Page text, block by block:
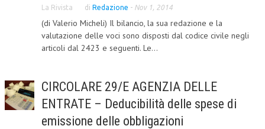
RISORSE UMANE
MARKETING
TREASURY IN FINANCIAL SERVICES
SVILUPPO SOSTENIBILE
PERSONA E CITTÀ
La Rivista di Redazione - Nov 1, 2014
(di Valerio Micheli) Il bilancio, la sua redazione e la
valutazione delle voci sono disposti dal codice civile negli
articoli dal 2423 e seguenti. Le...
CIRCOLARE 29/E AGENZIA DELLE
ENTRATE – Deducibilità delle spese di
emissione delle obbligazioni